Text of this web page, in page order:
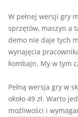
W pełnej wersji gry
sprzętów, maszyn a
demo nie daje tych
wynajęcia
kombajn. My w tym
Pełną wersja gry w
około 49 zł. Warto
możliwości i